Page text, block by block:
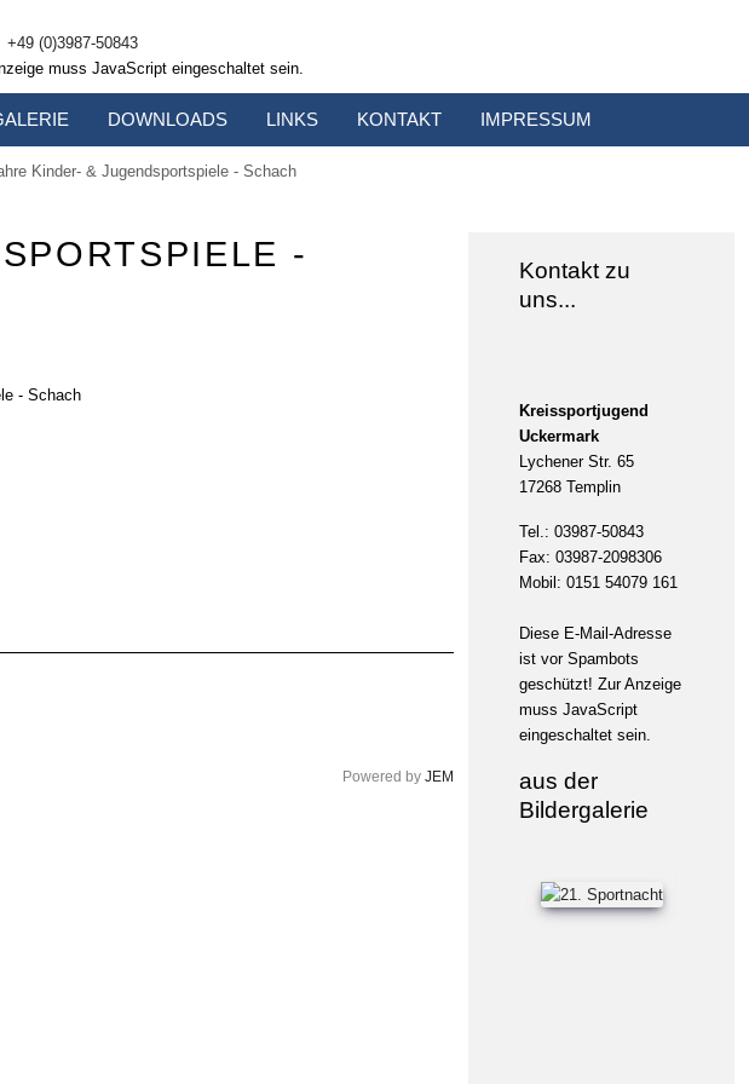
+49 (0)3987-50843
muss JavaScript eingeschaltet sein.
DOWNLOADS LINKS KONTAKT IMPRESSUM
Kinder- & Jugendsportspiele - Schach
-
- Schach
Powered by JEM
Kontakt zu
uns...
Kreissportjugend
Uckermark
Lychener Str. 65
17268 Templin
Tel.: 03987-50843
Fax: 03987-2098306
Mobil: 0151 54079 161
Diese E-Mail-Adresse
ist vor Spambots
geschützt! Zur Anzeige
muss JavaScript
eingeschaltet sein.
aus der
Bildergalerie